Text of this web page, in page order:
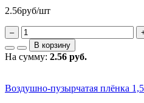
2.56руб/шт
–
В корзину
На сумму: 2.56 руб.
Воздушно-пузырчатая плёнка